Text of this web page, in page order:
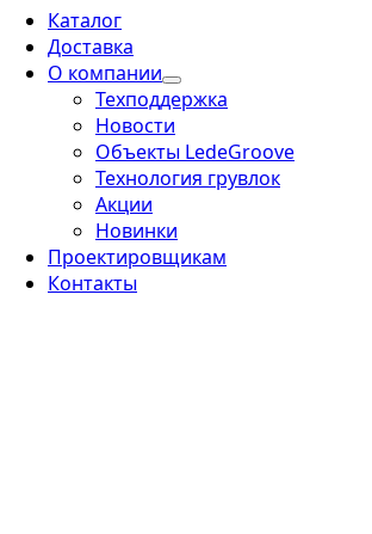
Каталог
Доставка
О компании
Техподдержка
Новости
Объекты LedeGroove
Технология грувлок
Акции
Новинки
Проектировщикам
Контакты